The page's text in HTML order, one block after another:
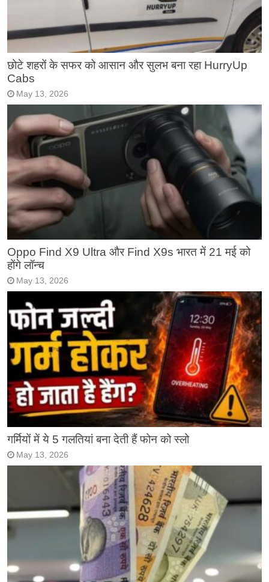
छोटे शहरों के सफर को आसान और सुलभ बना रहा HurryUp
Cabs
May 13, 2026
Oppo Find X9 Ultra और Find X9s भारत में 21 मई को
होंगे लॉन्च
May 13, 2026
गर्मियों में ये 5 गलतियां बना देती हैं फोन को स्लो
May 13, 2026